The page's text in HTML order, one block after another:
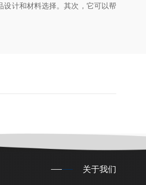
计和材料选择。其次，它可以帮
关于我们